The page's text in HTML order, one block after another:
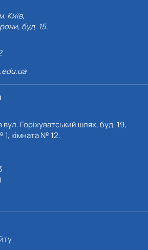
Київ,
буд. 15.
вул. Горіхуватський шлях, буд. 19,
кімната № 12.